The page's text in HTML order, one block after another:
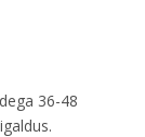
36-48